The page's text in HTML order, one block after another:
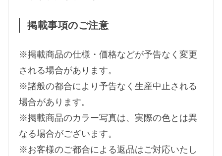
掲載事項のご注意
※掲載商品の仕様・価格などが予告なく変更
される場合があります。
※諸般の都合により予告なく生産中止される
場合があります。
※掲載商品のカラー写真は、実際の色とは異
なる場合がございます。
※お客様のご都合による返品はご対応いたし